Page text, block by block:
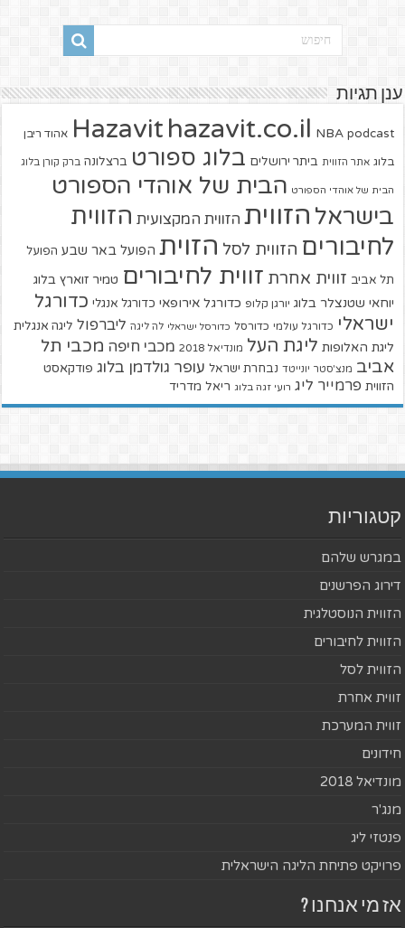
ענן תגיות
Hazavit hazavit.co.il NBA podcast אהוד ריבן
בלוג אתר הזווית ביתר ירושלים בלוג ספורט ברצלונה ברק קורן בלוג
הבית של אוהדי הספורט הבית של אוהדי הספורט
בישראל הזווית הזווית המקצועית הזווית
לחיבורים הזווית לסל הזוית הפועל באר שבע הפועל
תל אביב זווית אחרת זווית לחיבורים טמיר זוארץ בלוג
יוחאי שטנצלר בלוג יורגן קלופ כדורגל אירופאי כדורגל אנגלי כדורגל
ישראלי כדורגל עולמי כדורסל כדורסל ישראלי לה ליגה ליברפול ליגה אנגלית
ליגת האלופות ליגת העל מונדיאל 2018 מכבי חיפה מכבי תל
אביב מנצ'סטר יונייטד נבחרת ישראל עופר גולדמן בלוג פודקאסט
הזווית פרמייר ליג רועי זגה בלוג ריאל מדריד
קטגוריות
במגרש שלהם
דירוג הפרשנים
הזווית הנוסטלגית
הזווית לחיבורים
הזווית לסל
זווית אחרת
זווית המערכת
חידונים
מונדיאל 2018
מנג'ר
פנטזי ליג
פרויקט פתיחת הליגה הישראלית
אז מי אנחנו ?